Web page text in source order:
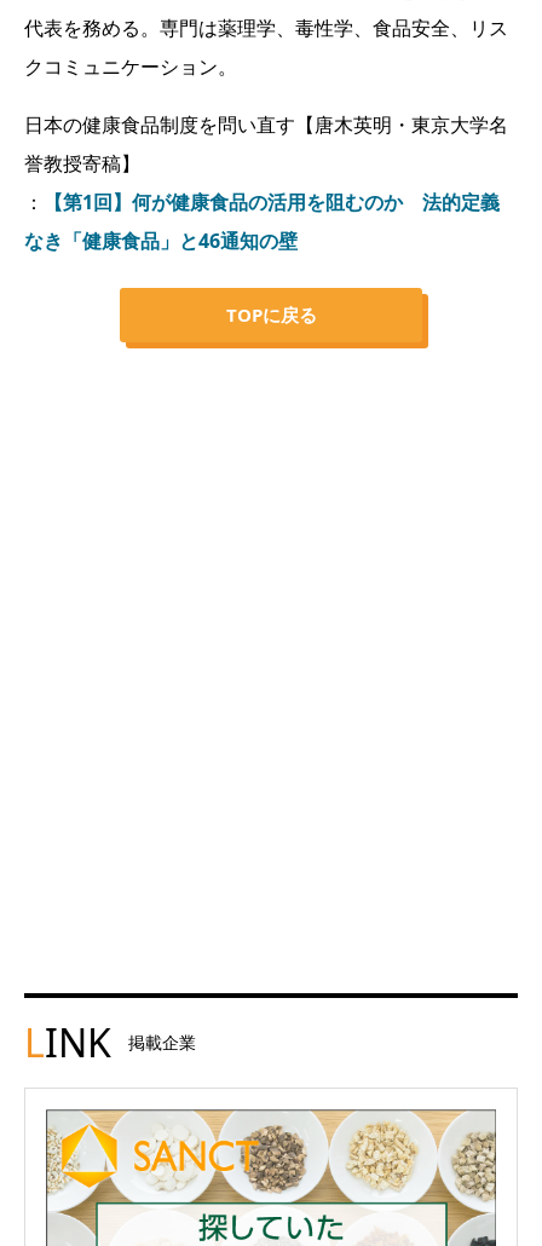
代表を務める。専門は薬理学、毒性学、食品安全、リス
クコミュニケーション。
日本の健康食品制度を問い直す【唐木英明・東京大学名
誉教授寄稿】
：
【第1回】何が健康食品の活用を阻むのか 法的定義
なき「健康食品」と46通知の壁
TOPに戻る
LINK 掲載企業